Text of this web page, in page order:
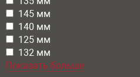
Apply 145 мм filter
145 мм
Apply 140 мм filter
140 мм
Apply 125 мм filter
125 мм
Apply 132 мм filter
132 мм
Показать больше